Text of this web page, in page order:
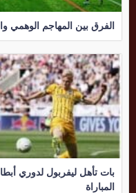
الفرق بين المهاجم الوهمي
بات تأهل ليفربول لدوري
المباراة